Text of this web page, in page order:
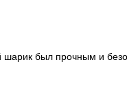
шарик был прочным и